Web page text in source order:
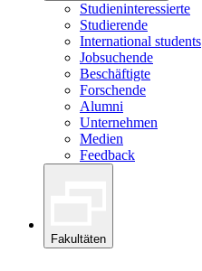
Studieninteressierte
Studierende
International students
Jobsuchende
Beschäftigte
Forschende
Alumni
Unternehmen
Medien
Feedback
Fakultäten